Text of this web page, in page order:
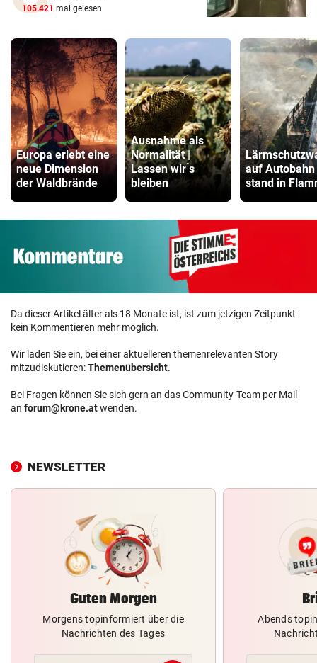
105.421 mal gelesen
Europa erlebt eine
neue Dimension
der Waldbrände
Ausnahme als
Normalität |
Lassen wir ́s
bleiben
auf Autobahn
stand in
Da dieser Artikel älter als 18 Monate ist, ist zum jetzigen Zeitpunkt
kein Kommentieren mehr möglich.
Wir laden Sie ein, bei einer aktuelleren themenrelevanten Story
mitzudiskutieren:Themenübersicht.
Bei Fragen können Sie sich gern an das Community-Team per Mail
an forum@krone.atwenden.
NEWSLETTER
Guten Morgen
Morgens topinformiert über die
Nachrichten des Tages
Abends